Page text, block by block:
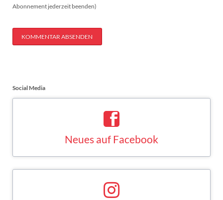
Abonnement jederzeit beenden)
KOMMENTAR ABSENDEN
Social Media